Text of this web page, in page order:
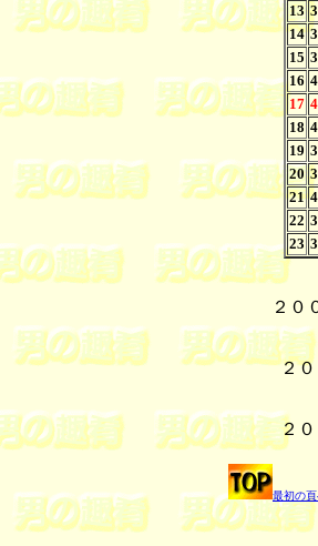
13
14
15
16
17
18
19
20
21
22
23
２０
２
２
最初の